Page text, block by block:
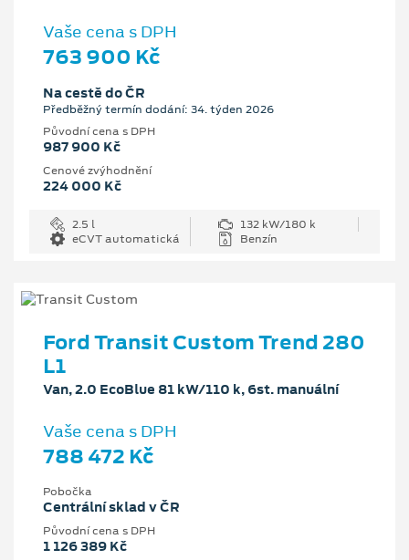
Vaše cena s DPH
763 900 Kč
Na cestě do ČR
Předběžný termín dodání: 34. týden 2026
Původní cena s DPH
987 900 Kč
Cenové zvýhodnění
224 000 Kč
2.5 l
132 kW/180 k
eCVT automatická
Benzín
Ford Transit Custom Trend 280
L1
Van, 2.0 EcoBlue 81 kW/110 k, 6st. manuální
Vaše cena s DPH
788 472 Kč
Pobočka
Centrální sklad v ČR
Původní cena s DPH
1 126 389 Kč